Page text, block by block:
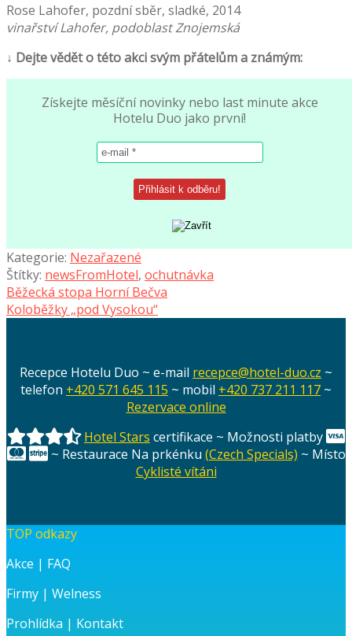
Rose Lahofer, pozdní sběr, sladké, 2014
vinařství Lahofer, podoblast Znojemská
↓ Dejte vědět o této akci svým přátelům a známým:
Získejte měsíční novinky nebo last minute akce
Hotelu Duo jako první!
Kategorie: Nezařazené
Štítky: newsFromHotel, ochutnávka
Navigace
pro
Předchozí
příspěvek:
Běžecká stopa Horní Bečva
Následující
Koloběžky „pod Vysokou“
Recepce Hotelu Duo ~ e-mail recepce@hotel-duo.cz ~
telefon +420 571 645 115 ~ mobil +420 737 211 117 ~
Rezervace online
Hotel Stars certifikace ~ Možnosti platby
~ Restaurace Na prkénku (Czech Specials) ~ Místo
Cyklisté vítáni
TOP odkazy
Akce | FAQ
Firmy | Welness
Prohlídka | Kontakt